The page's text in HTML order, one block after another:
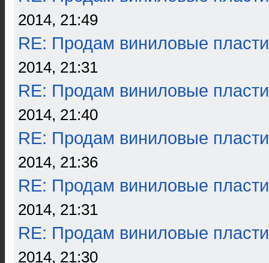
2014, 21:49
RE: Продам виниловые
2014, 21:31
RE: Продам виниловые
2014, 21:40
RE: Продам виниловые
2014, 21:36
RE: Продам виниловые
2014, 21:31
RE: Продам виниловые
2014, 21:30